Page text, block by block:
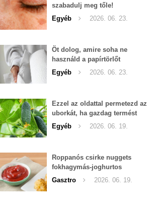
szabadulj meg tőle!
Egyéb
2026. 06. 23.
Öt dolog, amire soha ne
használd a papírtörlőt
Egyéb
2026. 06. 23.
Ezzel az oldattal permetezd az
uborkát, ha gazdag termést
szeretnél begyűjteni
Egyéb 2026. 06. 19.
Roppanós csirke nuggets
fokhagymás-joghurtos
szósszal
Gasztro 2026. 06. 19.